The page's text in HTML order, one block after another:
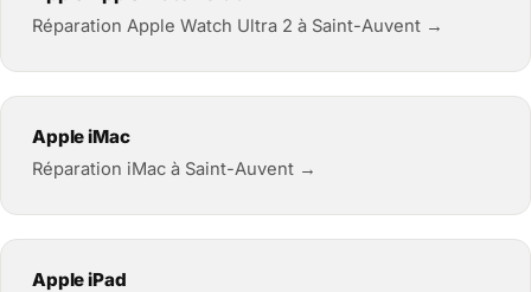
Réparation Apple Watch Ultra 2 à Saint-Auvent →
Apple iMac
Réparation iMac à Saint-Auvent →
Apple iPad